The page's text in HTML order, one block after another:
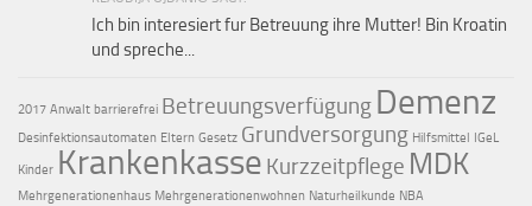
Ich bin interesiert fur Betreuung ihre Mutter! Bin Kroatin
und spreche...
2017 Anwalt barrierefrei Betreuungsverfügung Demenz
Desinfektionsautomaten Eltern Gesetz Grundversorgung Hilfsmittel IGeL
Kinder Krankenkasse Kurzzeitpflege MDK
Mehrgenerationenhaus Mehrgenerationenwohnen Naturheilkunde NBA